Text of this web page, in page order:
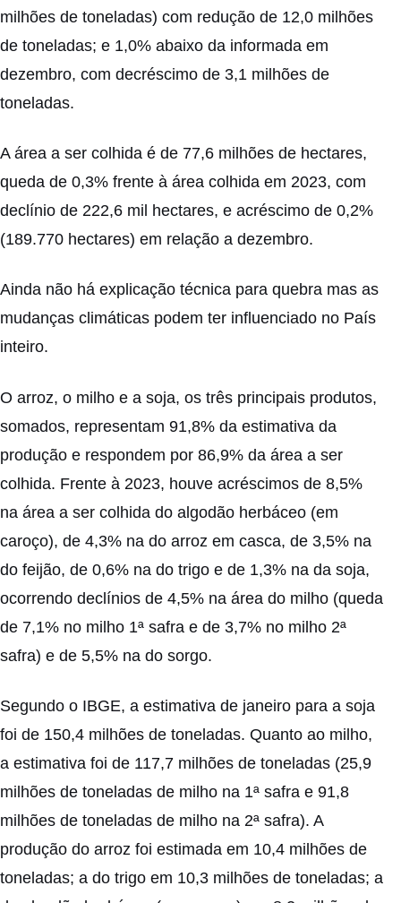
milhões de toneladas) com redução de 12,0 milhões
de toneladas; e 1,0% abaixo da informada em
dezembro, com decréscimo de 3,1 milhões de
toneladas.
A área a ser colhida é de 77,6 milhões de hectares,
queda de 0,3% frente à área colhida em 2023, com
declínio de 222,6 mil hectares, e acréscimo de 0,2%
(189.770 hectares) em relação a dezembro.
Ainda não há explicação técnica para quebra mas as
mudanças climáticas podem ter influenciado no País
inteiro.
O arroz, o milho e a soja, os três principais produtos,
somados, representam 91,8% da estimativa da
produção e respondem por 86,9% da área a ser
colhida. Frente à 2023, houve acréscimos de 8,5%
na área a ser colhida do algodão herbáceo (em
caroço), de 4,3% na do arroz em casca, de 3,5% na
do feijão, de 0,6% na do trigo e de 1,3% na da soja,
ocorrendo declínios de 4,5% na área do milho (queda
de 7,1% no milho 1ª safra e de 3,7% no milho 2ª
safra) e de 5,5% na do sorgo.
Segundo o IBGE, a estimativa de janeiro para a soja
foi de 150,4 milhões de toneladas. Quanto ao milho,
a estimativa foi de 117,7 milhões de toneladas (25,9
milhões de toneladas de milho na 1ª safra e 91,8
milhões de toneladas de milho na 2ª safra). A
produção do arroz foi estimada em 10,4 milhões de
toneladas; a do trigo em 10,3 milhões de toneladas; a